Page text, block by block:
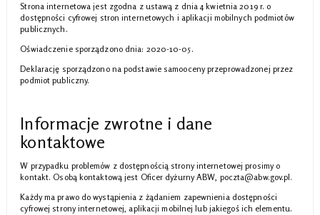
Strona internetowa jest zgodna z ustawą z dnia 4 kwietnia 2019 r. o
dostępności cyfrowej stron internetowych i aplikacji mobilnych podmiotów
publicznych.
Oświadczenie sporządzono dnia: 2020-10-05.
Deklarację sporządzono na podstawie samooceny przeprowadzonej przez
podmiot publiczny.
Informacje zwrotne i dane
kontaktowe
W przypadku problemów z dostępnością strony internetowej prosimy o
kontakt. Osobą kontaktową jest Oficer dyżurny ABW, poczta@abw.gov.pl.
Każdy ma prawo do wystąpienia z żądaniem zapewnienia dostępności
cyfrowej strony internetowej, aplikacji mobilnej lub jakiegoś ich elementu.